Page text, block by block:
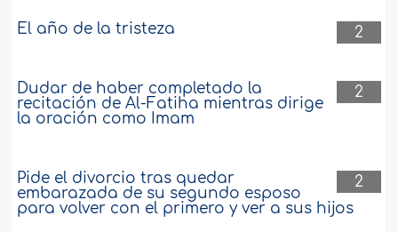
2
El año de la tristeza
2
Dudar de haber completado la
recitación de Al-Fatiha mientras dirige
la oración como Imam
2
Pide el divorcio tras quedar
embarazada de su segundo esposo
para volver con el primero y ver a sus hijos